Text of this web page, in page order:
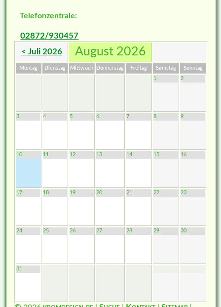
Telefonzentrale:
02872/930457
< Juli 2026 August 2026
Montag Dienstag Mittwoch Donnerstag Freitag Samstag Sonntag
1
2
3 4 5 6 7 8 9
10 11 12 13 14 15 16
17 18 19 20 21 22 23
24 25 26 27 28 29 30
31